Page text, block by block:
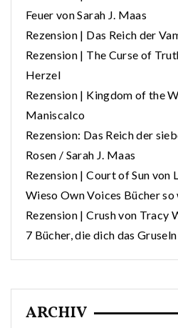
Feuer von Sarah J. Maas
Rezension | Das Reich der
Rezension | The Curse of
Herzel
Rezension | Kingdom of the
Maniscalco
Rezension: Das Reich der
Rosen / Sarah J. Maas
Rezension | Court of Sun von
Wieso Own Voices Bücher
Rezension | Crush von Tracy
7 Bücher, die dich das
ARCHIV